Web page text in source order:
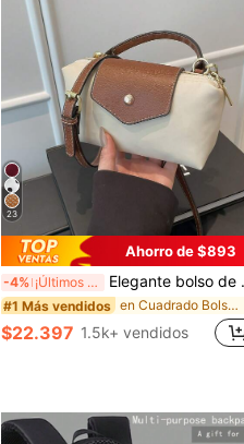
23
Ahorro de $893
-4% ¡Últimos 3 días Elegante bolso de mano de unicolor con correa de hombro ajustable, bolsa de regalo ideal para fiestas, minimalista
#1 Más vendidos en Cuadrado Bolsos con asa superior para mujer
$22.397 1.5k+ vendidos